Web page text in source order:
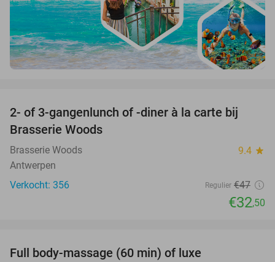
31%
2- of 3-gangenlunch of -diner à la carte bij
Brasserie Woods
Brasserie Woods 9.4 star
Antwerpen
Verkocht: 356
Regulier €47
€32,50
Full body-massage (60 min) of luxe